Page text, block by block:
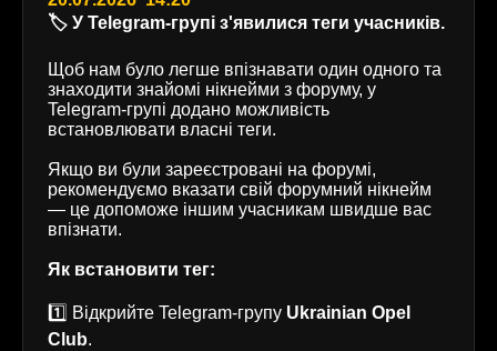
🏷️ У Telegram-групі з'явилися теги учасників.
Щоб нам було легше впізнавати один одного та
знаходити знайомі нікнейми з форуму, у
Telegram-групі додано можливість
встановлювати власні теги.
Якщо ви були зареєстровані на форумі,
рекомендуємо вказати свій форумний нікнейм
— це допоможе іншим учасникам швидше вас
впізнати.
Як встановити тег:
1️⃣ Відкрийте Telegram-групу Ukrainian Opel
Club.